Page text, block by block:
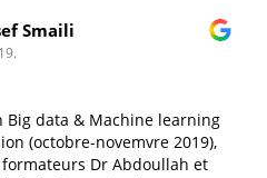
Smaili
data & Machine learning
(octobre-novemvre 2019),
Dr Abdoullah et